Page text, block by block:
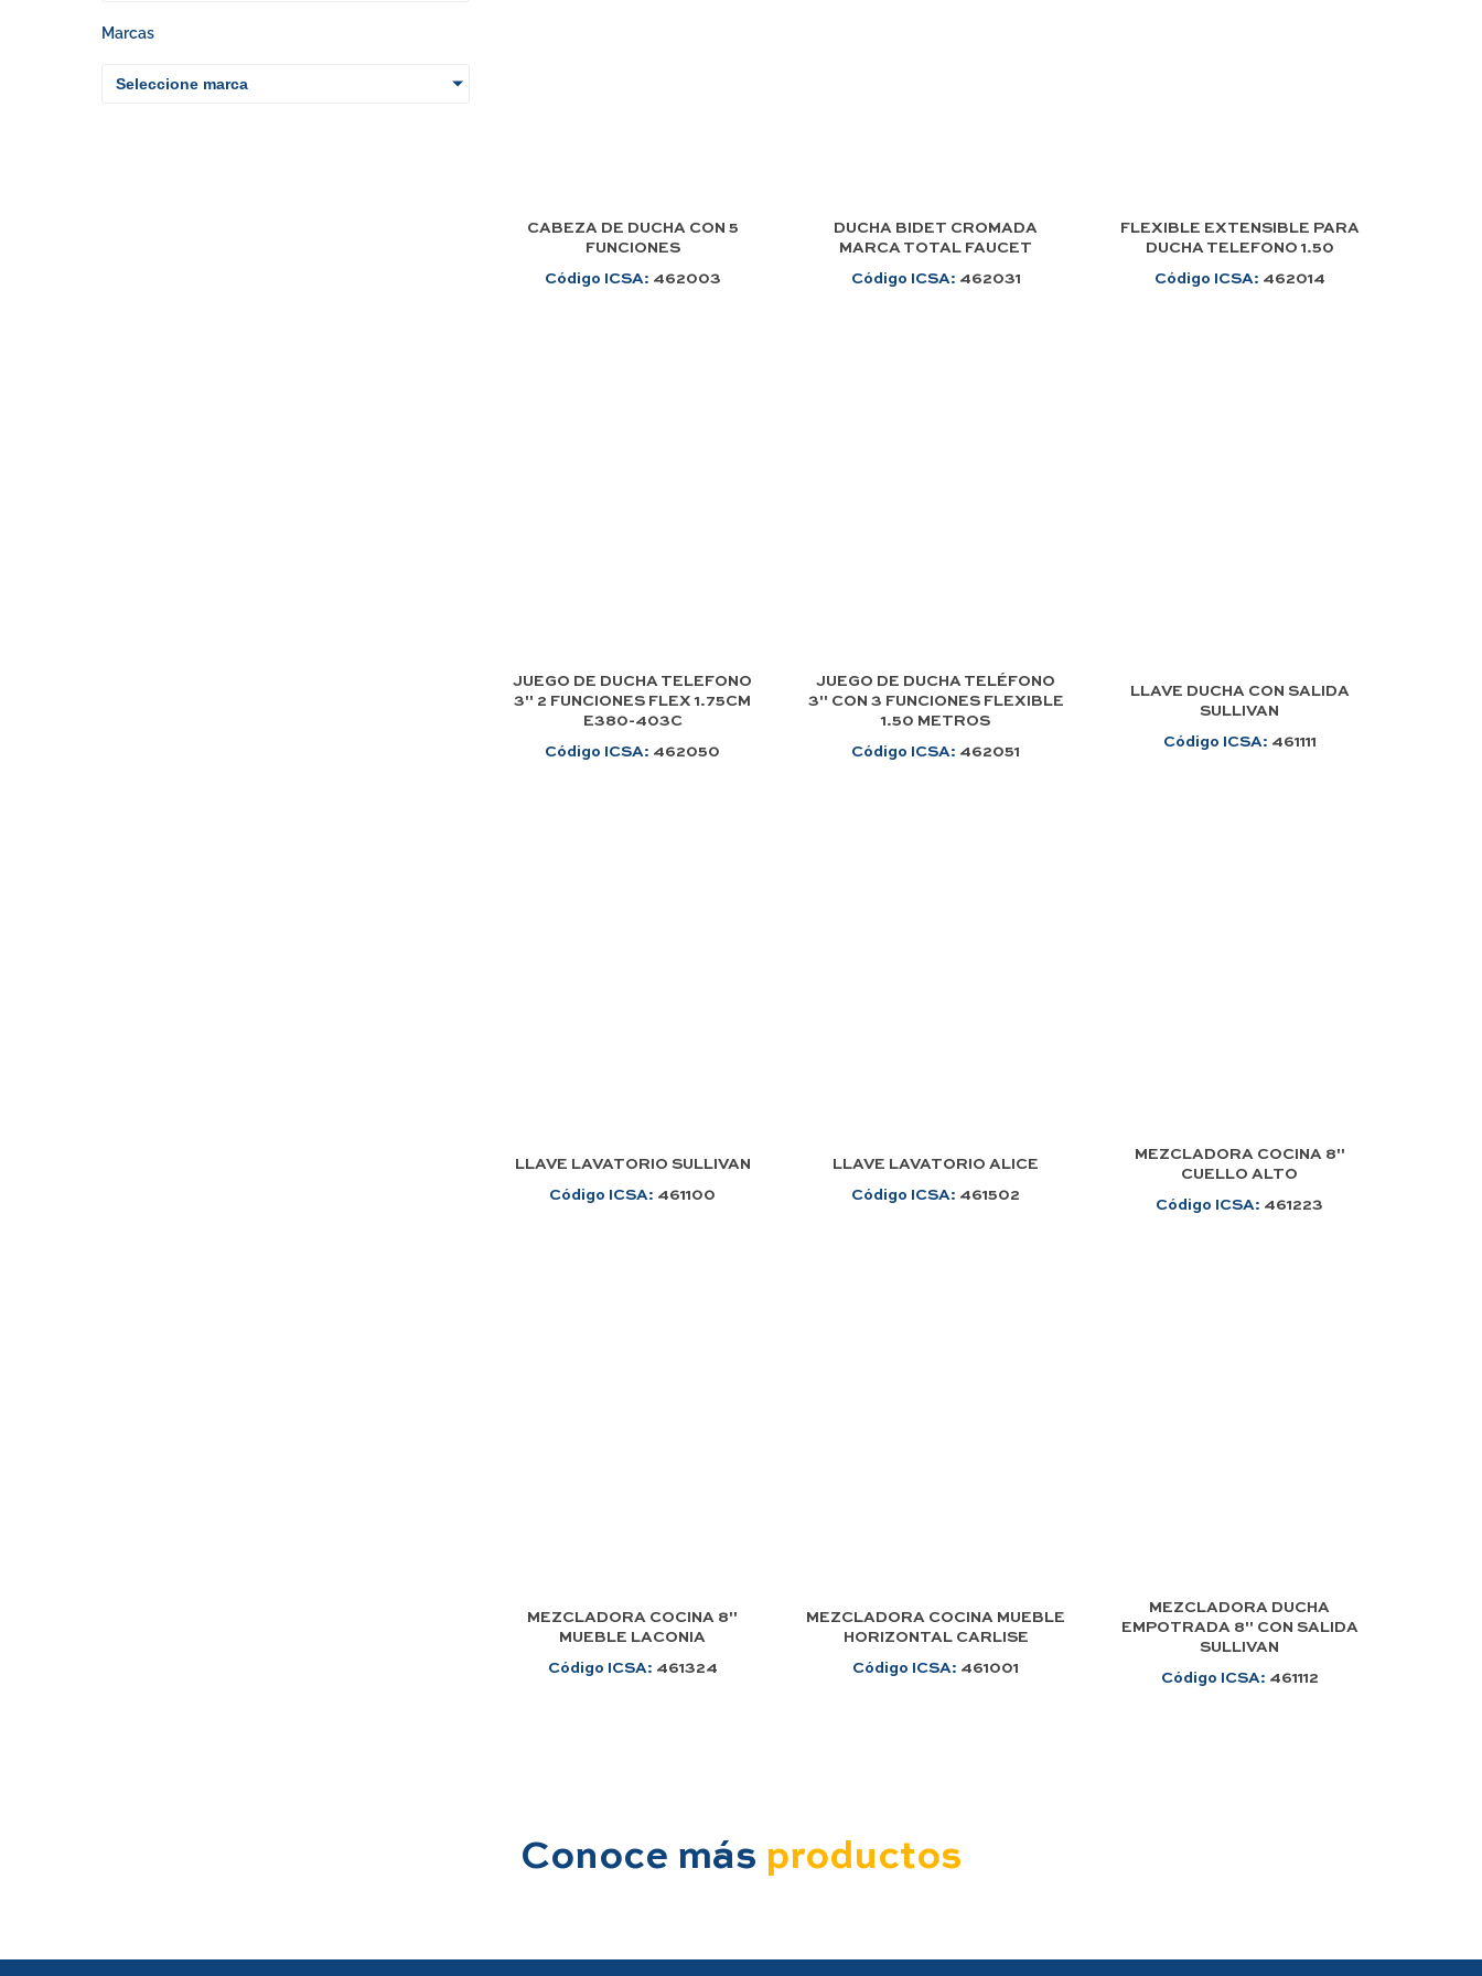
Marcas
Seleccione marca
CABEZA DE DUCHA CON 5
FUNCIONES
Código ICSA: 462003
DUCHA BIDET CROMADA
MARCA TOTAL FAUCET
Código ICSA: 462031
FLEXIBLE EXTENSIBLE PARA
DUCHA TELEFONO 1.50
Código ICSA: 462014
JUEGO DE DUCHA TELEFONO
3" 2 FUNCIONES FLEX 1.75CM
E380-403C
Código ICSA: 462050
JUEGO DE DUCHA TELÉFONO
3" CON 3 FUNCIONES FLEXIBLE
1.50 METROS
Código ICSA: 462051
LLAVE DUCHA CON SALIDA
SULLIVAN
Código ICSA: 461111
LLAVE LAVATORIO SULLIVAN
Código ICSA: 461100
LLAVE LAVATORIO ALICE
Código ICSA: 461502
MEZCLADORA COCINA 8"
CUELLO ALTO
Código ICSA: 461223
MEZCLADORA COCINA 8"
MUEBLE LACONIA
Código ICSA: 461324
MEZCLADORA COCINA MUEBLE
HORIZONTAL CARLISE
Código ICSA: 461001
MEZCLADORA DUCHA
EMPOTRADA 8" CON SALIDA
SULLIVAN
Código ICSA: 461112
Conoce más productos